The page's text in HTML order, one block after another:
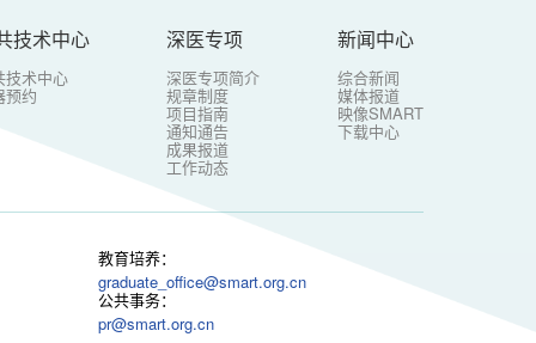
技术中心
技术中心
预约
深医专项
深医专项简介
规章制度
项目指南
通知通告
成果报道
工作动态
新闻中心
综合新闻
媒体报道
映像SMART
下载中心
教育培养：
graduate_office@smart.org.cn
公共事务：
pr@smart.org.cn